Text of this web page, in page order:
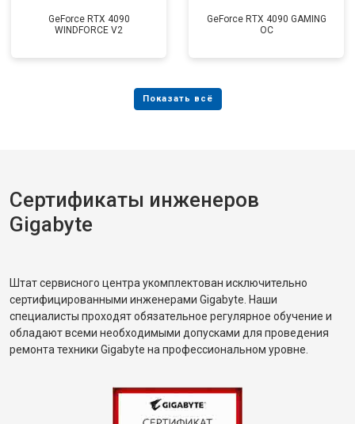
GeForce RTX 4090
WINDFORCE V2
GeForce RTX 4090 GAMING
OC
Сертификаты инженеров
Gigabyte
Штат сервисного центра укомплектован исключительно
сертифицированными инженерами Gigabyte. Наши
специалисты проходят обязательное регулярное обучение и
обладают всеми необходимыми допусками для проведения
ремонта техники Gigabyte на профессиональном уровне.